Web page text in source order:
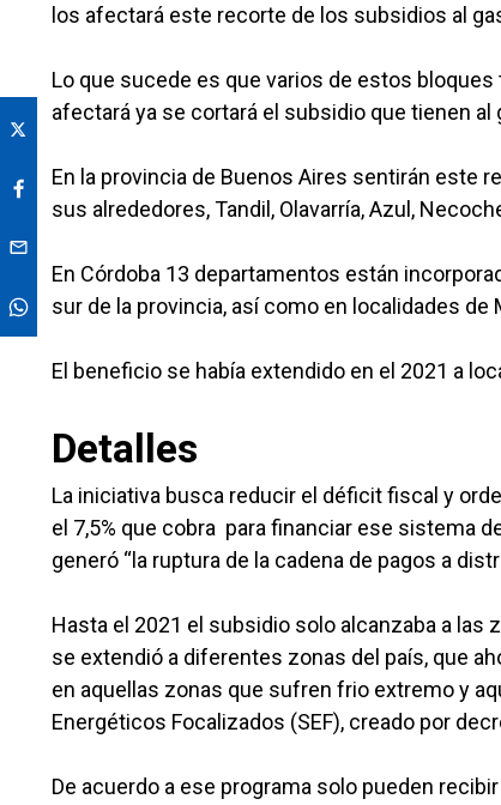
los afectará este recorte de los subsidios al
Lo que sucede es que varios de estos
afectará ya se cortará el subsidio que tienen
En la provincia de Buenos Aires sentirán este
sus alrededores, Tandil, Olavarría, Azul,
En Córdoba 13 departamentos están
sur de la provincia, así como en localidades
El beneficio se había extendido en el 2021 a
Detalles
La iniciativa busca reducir el déficit fiscal y
el 7,5% que cobra para financiar ese sistema
generó “la ruptura de la cadena de pagos a
Hasta el 2021 el subsidio solo alcanzaba a las
se extendió a diferentes zonas del país, que
en aquellas zonas que sufren frio extremo y
Energéticos Focalizados (SEF), creado por
De acuerdo a ese programa solo pueden